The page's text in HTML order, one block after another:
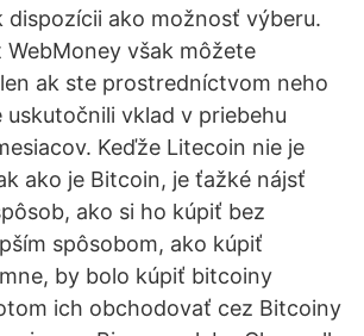
dispozícii ako možnosť výberu.
však môžete
ak ste prostredníctvom neho
uskutočnili vklad v priebehu
Keďže Litecoin nie je
ako je Bitcoin, je ťažké nájsť
ako si ho kúpiť bez
spôsobom, ako kúpiť
by bolo kúpiť bitcoiny
ich obchodovať cez Bitcoiny